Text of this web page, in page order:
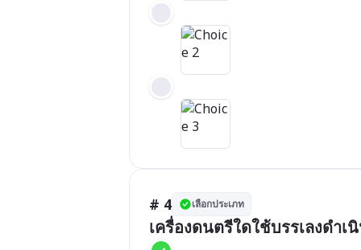
# 4 เลือกประเภท
เครื่องดนตรีใดใช้บรรเลงดำเ